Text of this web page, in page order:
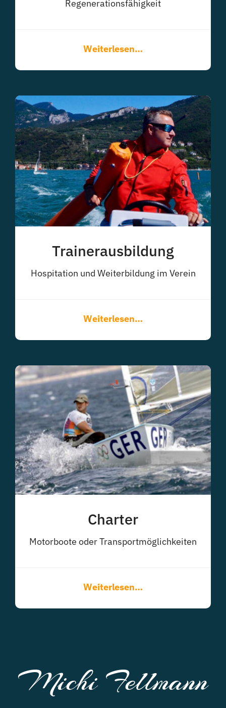
Regenerationsfähigkeit
Weiterlesen…
Trainerausbildung
Hospitation und Weiterbildung im Verein
Weiterlesen…
Charter
Motorboote oder Transportmöglichkeiten
Weiterlesen…
Michi Fellmann